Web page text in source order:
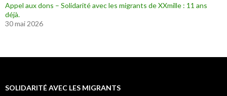
Appel aux dons – Solidarité avec les migrants de XXmille : 11 ans
déjà.
30 mai 2026
SOLIDARITÉ AVEC LES MIGRANTS